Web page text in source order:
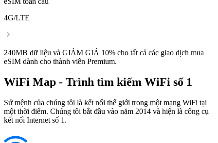
4G/LTE
240MB dữ liệu và GIẢM GIÁ 10% cho tất cả các giao dịch mua
eSIM dành cho thành viên Premium.
WiFi Map - Trình tìm kiếm WiFi số 1
Sứ mệnh của chúng tôi là kết nối thế giới trong một mạng WiFi tại
một thời điểm. Chúng tôi bắt đầu vào năm 2014 và hiện là công cụ
kết nối Internet số 1.